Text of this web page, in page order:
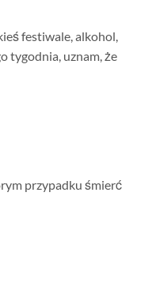
festiwale, alkohol,
tygodnia, uznam, że
przypadku śmierć